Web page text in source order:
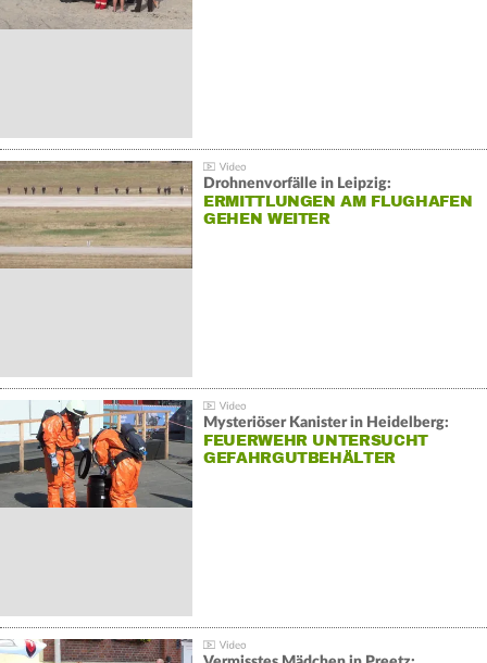
Drohnenvorfälle in Leipzig:
ERMITTLUNGEN AM FLUGHAFEN
GEHEN WEITER
Mysteriöser Kanister in Heidelberg:
FEUERWEHR UNTERSUCHT
GEFAHRGUTBEHÄLTER